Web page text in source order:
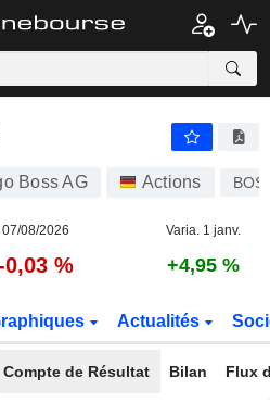
Boss AG Actions
08/2026 Varia. 1 janv.
0,03 % +4,95 %
Actualités
Compte de Résultat Bilan Flux